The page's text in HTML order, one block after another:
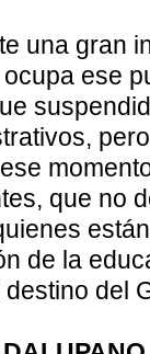
una gran
ese
que no
de la
del